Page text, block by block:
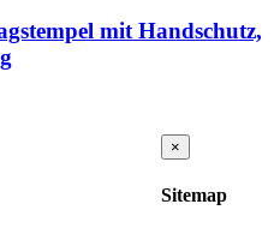
mit Handschutz,
Close
product
view
×
Sitemap